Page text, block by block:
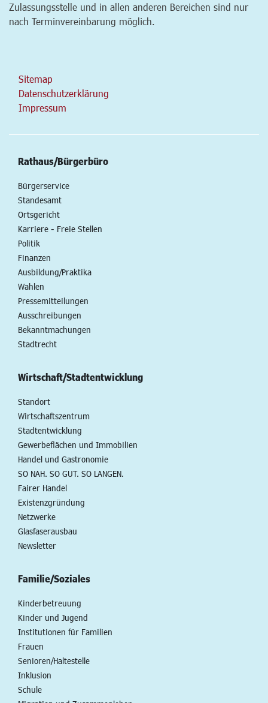
Zulassungsstelle und in allen anderen Bereichen sind nur
nach Terminvereinbarung möglich.
Sitemap
Datenschutzerklärung
Impressum
Rathaus/Bürgerbüro
Bürgerservice
Standesamt
Ortsgericht
Karriere - Freie Stellen
Politik
Finanzen
Ausbildung/Praktika
Wahlen
Pressemitteilungen
Ausschreibungen
Bekanntmachungen
Stadtrecht
Wirtschaft/Stadtentwicklung
Standort
Wirtschaftszentrum
Stadtentwicklung
Gewerbeflächen und Immobilien
Handel und Gastronomie
SO NAH. SO GUT. SO LANGEN.
Fairer Handel
Existenzgründung
Netzwerke
Glasfaserausbau
Newsletter
Familie/Soziales
Kinderbetreuung
Kinder und Jugend
Institutionen für Familien
Frauen
Senioren/Haltestelle
Inklusion
Schule